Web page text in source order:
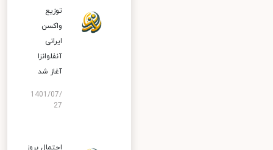
توزیع
واکسن
ایرانی
آنفلوانزا
آغاز شد
1401/07/
27
احتمال بروز